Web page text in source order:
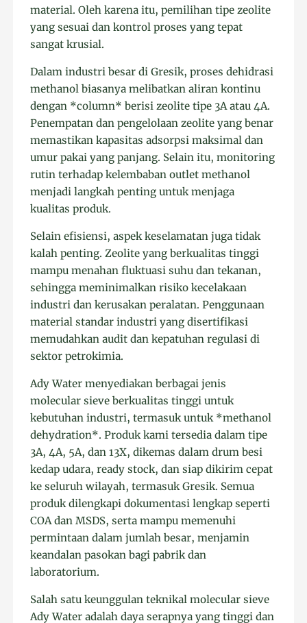
material. Oleh karena itu, pemilihan tipe zeolite
yang sesuai dan kontrol proses yang tepat
sangat krusial.
Dalam industri besar di Gresik, proses dehidrasi
methanol biasanya melibatkan aliran kontinu
dengan *column* berisi zeolite tipe 3A atau 4A.
Penempatan dan pengelolaan zeolite yang benar
memastikan kapasitas adsorpsi maksimal dan
umur pakai yang panjang. Selain itu, monitoring
rutin terhadap kelembaban outlet methanol
menjadi langkah penting untuk menjaga
kualitas produk.
Selain efisiensi, aspek keselamatan juga tidak
kalah penting. Zeolite yang berkualitas tinggi
mampu menahan fluktuasi suhu dan tekanan,
sehingga meminimalkan risiko kecelakaan
industri dan kerusakan peralatan. Penggunaan
material standar industri yang disertifikasi
memudahkan audit dan kepatuhan regulasi di
sektor petrokimia.
Ady Water menyediakan berbagai jenis
molecular sieve berkualitas tinggi untuk
kebutuhan industri, termasuk untuk *methanol
dehydration*. Produk kami tersedia dalam tipe
3A, 4A, 5A, dan 13X, dikemas dalam drum besi
kedap udara, ready stock, dan siap dikirim cepat
ke seluruh wilayah, termasuk Gresik. Semua
produk dilengkapi dokumentasi lengkap seperti
COA dan MSDS, serta mampu memenuhi
permintaan dalam jumlah besar, menjamin
keandalan pasokan bagi pabrik dan
laboratorium.
Salah satu keunggulan teknikal molecular sieve
Ady Water adalah daya serapnya yang tinggi dan